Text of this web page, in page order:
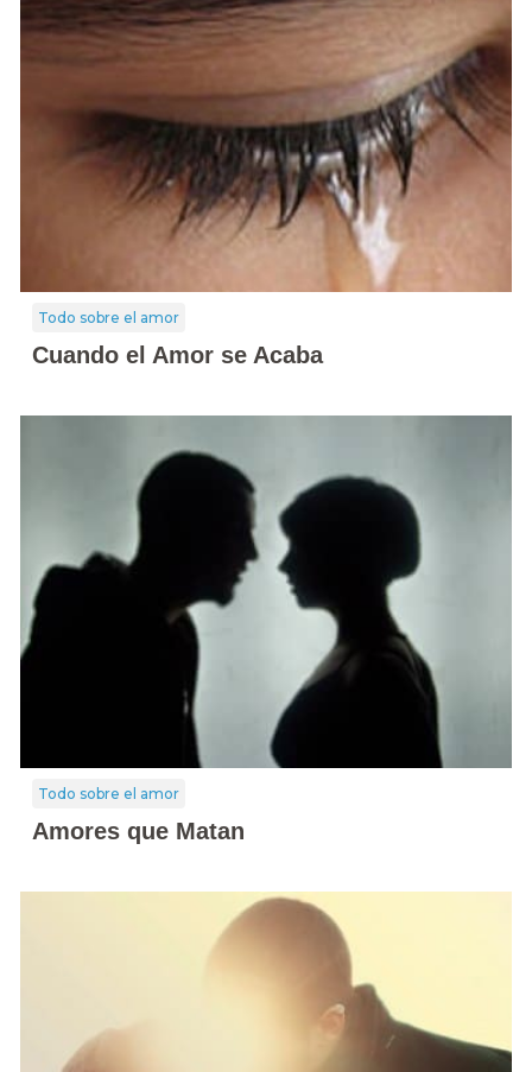
Todo sobre el amor
Cuando el Amor se Acaba
Todo sobre el amor
Amores que Matan